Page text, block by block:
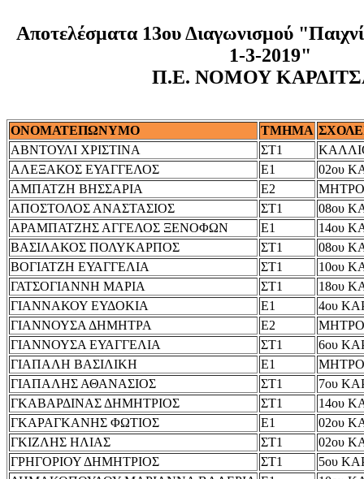
Αποτελέσματα 13ου Διαγωνισμού
1-3-2019"
Π.Ε. ΝΟΜΟΥ
ΟΝΟΜΑΤΕΠΩΝΥΜΟ ΤΜΗΜΑ
ΑΒΝΤΟΥΛΙ ΧΡΙΣΤΙΝΑ
ΣΤ1
ΑΛΕΞΑΚΟΣ ΕΥΑΓΓΕΛΟΣ
Ε1
02ου
ΑΜΠΑΤΖΗ ΒΗΣΣΑΡΙΑ
Ε2
ΑΠΟΣΤΟΛΟΣ ΑΝΑΣΤΑΣΙΟΣ
ΣΤ1
08ου
ΑΡΑΜΠΑΤΖΗΣ ΑΓΓΕΛΟΣ ΞΕΝΟΦΩΝ
Ε1
14ου
ΒΑΣΙΛΑΚΟΣ ΠΟΛΥΚΑΡΠΟΣ
ΣΤ1
08ου
ΒΟΓΙΑΤΖΗ ΕΥΑΓΓΕΛΙΑ
ΣΤ1
10ου
ΓΑΤΣΟΓΙΑΝΝΗ ΜΑΡΙΑ
ΣΤ1
18ου
ΓΙΑΝΝΑΚΟΥ ΕΥΔΟΚΙΑ
Ε1
4ου
ΓΙΑΝΝΟΥΣΑ ΔΗΜΗΤΡΑ
Ε2
ΓΙΑΝΝΟΥΣΑ ΕΥΑΓΓΕΛΙΑ
ΣΤ1
6ου
ΓΙΑΠΑΛΗ ΒΑΣΙΛΙΚΗ
Ε1
ΓΙΑΠΑΛΗΣ ΑΘΑΝΑΣΙΟΣ
ΣΤ1
7ου
ΓΚΑΒΑΡΔΙΝΑΣ ΔΗΜΗΤΡΙΟΣ
ΣΤ1
14ου
ΓΚΑΡΑΓΚΑΝΗΣ ΦΩΤΙΟΣ
Ε1
02ου
ΓΚΙΖΛΗΣ ΗΛΙΑΣ
ΣΤ1
02ου
ΓΡΗΓΟΡΙΟΥ ΔΗΜΗΤΡΙΟΣ
ΣΤ1
5ου